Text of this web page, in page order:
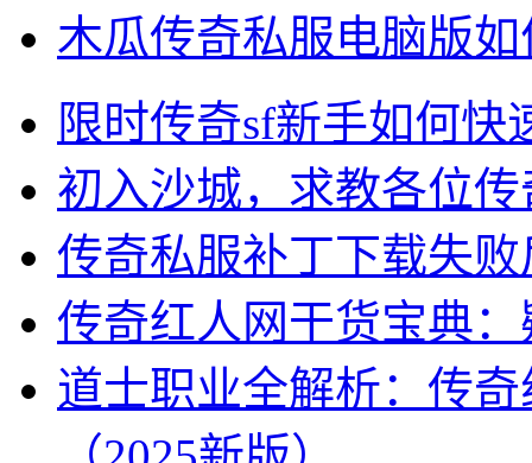
木瓜传奇私服电脑版
限时传奇sf新手如何
初入沙城，求教各位
传奇私服补丁下载失
传奇红人网干货宝典
道士职业全解析：传